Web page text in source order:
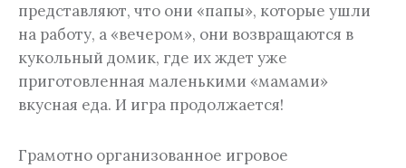
представляют, что они «папы», которые ушли
на работу, а «вечером», они возвращаются в
кукольный домик, где их ждет уже
приготовленная маленькими «мамами»
вкусная еда. И игра продолжается!
Грамотно организованное игровое